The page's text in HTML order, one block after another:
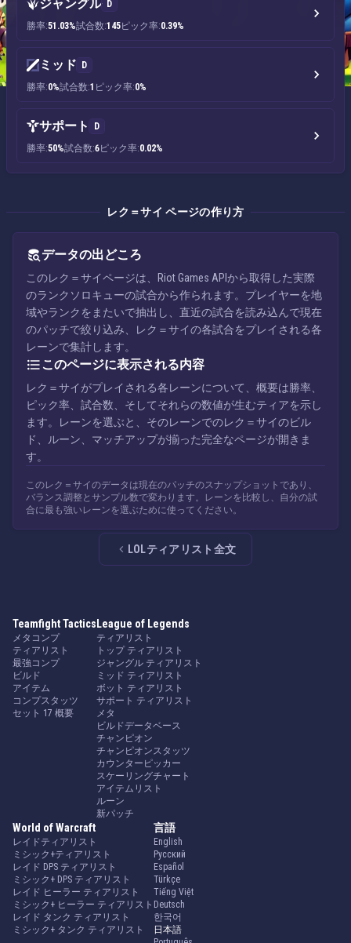
ジャングル
D
勝率:51.03%試合数:145ピック率:0.39%
ミッド
D
勝率:0%試合数:1 ピック率:0%
サポート
D
勝率:50%試合数:6ピック率:0.02%
レク＝サイ ページの作り方
データの出どころ
このレク＝サイページは、Riot Games APIから取得した実際
のランクソロキューの試合から作られます。プレイヤーを地
域やランクをまたいで抽出し、直近の試合を読み込んで現在
のパッチで絞り込み、レク＝サイの各試合をプレイされる各
レーンで集計します。
このページに表示される内容
レク＝サイがプレイされる各レーンについて、概要は勝率、
ピック率、試合数、そしてそれらの数値が生むティアを示し
ます。レーンを選ぶと、そのレーンでのレク＝サイのビル
ド、ルーン、マッチアップが揃った完全なページが開きま
す。
このレク＝サイのデータは現在のパッチのスナップショットであり、
バランス調整とサンプル数で変わります。レーンを比較し、自分の試
合に最も強いレーンを選ぶために使ってください。
LOLティアリスト全文
Teamfight Tactics
メタコンプ
ティアリスト
最強コンプ
ビルド
アイテム
コンプスタッツ
セット 17 概要
League of Legends
ティアリスト
トップ ティアリスト
ジャングル ティアリスト
ミッド ティアリスト
ボット ティアリスト
サポート ティアリスト
メタ
ビルドデータベース
チャンピオン
チャンピオンスタッツ
カウンターピッカー
スケーリングチャート
アイテムリスト
ルーン
新パッチ
World of Warcraft
レイドティアリスト
ミシック+ティアリスト
レイド DPS ティアリスト
ミシック+ DPS ティアリスト
レイド ヒーラー ティアリスト
ミシック+ ヒーラー ティアリスト
レイド タンク ティアリスト
ミシック+ タンク ティアリスト
言語
English
Русский
Español
Türkçe
Tiếng Việt
Deutsch
한국어
日本語